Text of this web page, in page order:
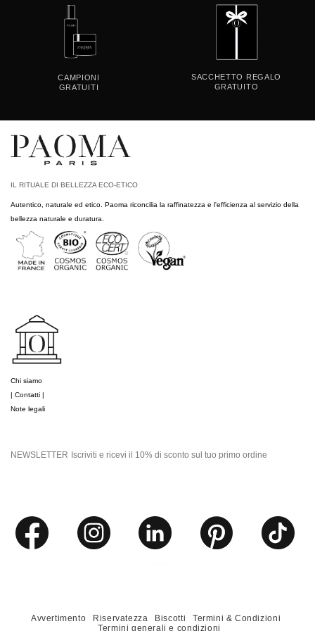
CAMPIONI
GRATUITI
SACCHETTO REGALO
GRATUITO
IL RITUALE DI BELLEZZA ECO-ETICO
Autentico, naturale ed etico. Paoma riconcilia la raffinatezza e l'efficienza al servizio della
bellezza naturale e duratura.
Chi siamo
| Contatti |
Note legali
NEWSLETTER Iscriviti e ricevi il 10% di sconto sul tuo primo ordine
Avvertimento Riservatezza Biscotti
Termini & Condizioni
Termini generali e condizioni